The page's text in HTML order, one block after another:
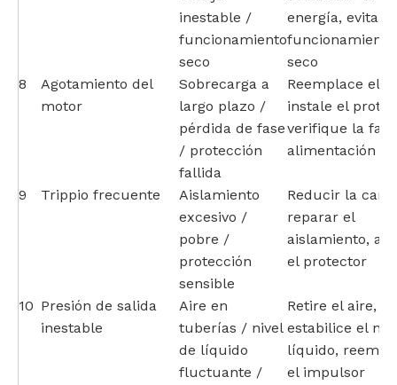
inestable /
funcionamiento
seco
energía, evitar
funcionamiento
seco
8
Agotamiento del
motor
Sobrecarga a
largo plazo /
pérdida de fase
/ protección
fallida
Reemplace el
instale el
verifique la
alimentación
9 Trippio frecuente
Aislamiento
excesivo /
pobre /
protección
sensible
Reducir la
reparar el
aislamiento,
el protector
10 Presión de salida
inestable
Aire en
tuberías / nivel
de líquido
fluctuante /
Retire el aire,
estabilice el
líquido,
el impulsor